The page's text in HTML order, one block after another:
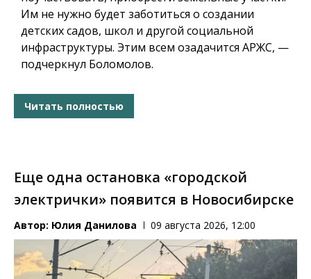
Им не нужно будет заботиться о создании
детских садов, школ и другой социальной
инфраструктуры. Этим всем озадачится АРЖС, —
подчеркнул Боломолов.
Читать полностью
Еще одна остановка «городской
электрички» появится в Новосибирске
Автор: Юлия Данилова 09 августа 2026, 12:00